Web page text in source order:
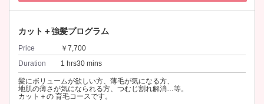
カット＋強髪プログラム
Price
￥7,700
Duration
1 hrs30 mins
髪にボリュームが欲しい方、薄毛が気になる方、
地肌の薄さが気になられる方、つむじ割れ解消…等。
カット＋の 育毛コースです。